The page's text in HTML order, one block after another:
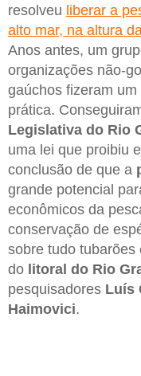
resolveu liberar a
alto mar, na altura
Anos antes, um
organizações não-
gaúchos fizeram
prática.
Legislativa do Rio
uma lei que proibiu
conclusão de que a
grande potencial
econômicos da
conservação de
sobre tudo tubarões
do litoral do Rio
pesquisadores Luís
Haimovici.